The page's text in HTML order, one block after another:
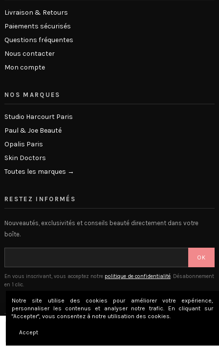
Livraison & Retours
Paiements sécurisés
Questions fréquentes
Nous contacter
Mon compte
NOS MARQUES
Studio Harcourt Paris
Paul & Joe Beauté
Opalis Paris
Skin Doctors
Toutes les marques →
RESTEZ INFORMÉS
Nouveautés, exclusivités et conseils beauté directement dans votre
boîte.
OK
En vous inscrivant, vous acceptez notre politique de confidentialité. Désabonnement
en 1 clic.
Mentions légales
Notre site utilise des cookies pour améliorer votre expérience,
personnaliser les contenus et analyser notre trafic. En cliquant sur
"Accepter", vous consentez à notre utilisation des cookies.
Accept